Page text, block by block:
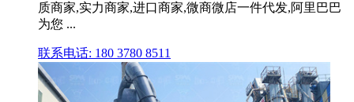
质商家,实力商家,进口商家,微商微店一件代发,阿里巴巴
为您 ...
联系电话: 180 3780 8511